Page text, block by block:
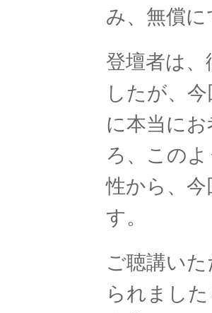
み、無償
登壇者は
したが、
に本当に
ろ、この
性から、
す。
ご聴講い
られまし